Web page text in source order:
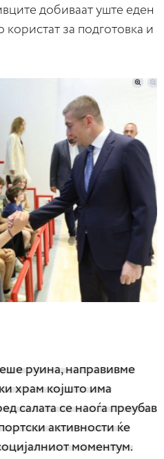
добиваат уште еден
користат за подготовка и
руина, направивме
храм којшто има
салата се наоѓа преубав
активности ќе
моментум.